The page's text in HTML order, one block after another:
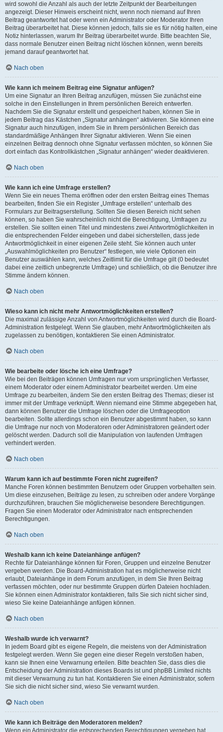
wird sowohl die Anzahl als auch der letzte Zeitpunkt der Bearbeitungen
angezeigt. Dieser Hinweis erscheint nicht, wenn noch niemand auf Ihren
Beitrag geantwortet hat oder wenn ein Administrator oder Moderator Ihren
Beitrag überarbeitet hat. Diese können jedoch, falls sie es für nötig halten, eine
Notiz hinterlassen, warum Ihr Beitrag überarbeitet wurde. Bitte beachten Sie,
dass normale Benutzer einen Beitrag nicht löschen können, wenn bereits
jemand darauf geantwortet hat.
Nach oben
Wie kann ich meinem Beitrag eine Signatur anfügen?
Um eine Signatur an Ihren Beitrag anzufügen, müssen Sie zunächst eine
solche in den Einstellungen in Ihrem persönlichen Bereich entwerfen.
Nachdem Sie die Signatur erstellt und gespeichert haben, können Sie in
jedem Beitrag das Kästchen „Signatur anhängen“ aktivieren. Sie können eine
Signatur auch hinzufügen, indem Sie in Ihrem persönlichen Bereich das
standardmäßige Anhängen Ihrer Signatur aktivieren. Wenn Sie einen
einzelnen Beitrag dennoch ohne Signatur verfassen möchten, so können Sie
dort einfach das Kontrollkästchen „Signatur anhängen“ wieder deaktivieren.
Nach oben
Wie kann ich eine Umfrage erstellen?
Wenn Sie ein neues Thema eröffnen oder den ersten Beitrag eines Themas
bearbeiten, finden Sie ein Register „Umfrage erstellen“ unterhalb des
Formulars zur Beitragserstellung. Sollten Sie diesen Bereich nicht sehen
können, so haben Sie wahrscheinlich nicht die Berechtigung, Umfragen zu
erstellen. Sie sollten einen Titel und mindestens zwei Antwortmöglichkeiten in
die entsprechenden Felder eingeben und dabei sicherstellen, dass jede
Antwortmöglichkeit in einer eigenen Zeile steht. Sie können auch unter
„Auswahlmöglichkeiten pro Benutzer“ festlegen, wie viele Optionen ein
Benutzer auswählen kann, welches Zeitlimit für die Umfrage gilt (0 bedeutet
dabei eine zeitlich unbegrenzte Umfrage) und schließlich, ob die Benutzer ihre
Stimme ändern können.
Nach oben
Wieso kann ich nicht mehr Antwortmöglichkeiten erstellen?
Die maximal zulässige Anzahl von Antwortmöglichkeiten wird durch die Board-
Administration festgelegt. Wenn Sie glauben, mehr Antwortmöglichkeiten als
zugelassen zu benötigen, kontaktieren Sie einen Administrator.
Nach oben
Wie bearbeite oder lösche ich eine Umfrage?
Wie bei den Beiträgen können Umfragen nur vom ursprünglichen Verfasser,
einem Moderator oder einem Administrator bearbeitet werden. Um eine
Umfrage zu bearbeiten, ändern Sie den ersten Beitrag des Themas; dieser ist
immer mit der Umfrage verknüpft. Wenn niemand eine Stimme abgegeben hat,
dann können Benutzer die Umfrage löschen oder die Umfrageoption
bearbeiten. Sollte allerdings schon ein Benutzer abgestimmt haben, so kann
die Umfrage nur noch von Moderatoren oder Administratoren geändert oder
gelöscht werden. Dadurch soll die Manipulation von laufenden Umfragen
verhindert werden.
Nach oben
Warum kann ich auf bestimmte Foren nicht zugreifen?
Manche Foren können bestimmten Benutzern oder Gruppen vorbehalten sein.
Um diese einzusehen, Beiträge zu lesen, zu schreiben oder andere Vorgänge
durchzuführen, brauchen Sie möglicherweise besondere Berechtigungen.
Fragen Sie einen Moderator oder Administrator nach entsprechenden
Berechtigungen.
Nach oben
Weshalb kann ich keine Dateianhänge anfügen?
Rechte für Dateianhänge können für Foren, Gruppen und einzelne Benutzer
vergeben werden. Die Board-Administration hat es möglicherweise nicht
erlaubt, Dateianhänge in dem Forum anzufügen, in dem Sie Ihren Beitrag
verfassen möchten, oder nur bestimmte Gruppen dürfen Dateien hochladen.
Sie können einen Administrator kontaktieren, falls Sie sich nicht sicher sind,
wieso Sie keine Dateianhänge anfügen können.
Nach oben
Weshalb wurde ich verwarnt?
In jedem Board gibt es eigene Regeln, die meistens von der Administration
festgelegt werden. Wenn Sie gegen eine dieser Regeln verstoßen haben,
kann sie Ihnen eine Verwarnung erteilen. Bitte beachten Sie, dass dies die
Entscheidung der Administration dieses Boards ist und phpBB Limited nichts
mit dieser Verwarnung zu tun hat. Kontaktieren Sie einen Administrator, sofern
Sie sich die nicht sicher sind, wieso Sie verwarnt wurden.
Nach oben
Wie kann ich Beiträge den Moderatoren melden?
Wenn ein Administrator die entsprechenden Berechtigungen vergeben hat,